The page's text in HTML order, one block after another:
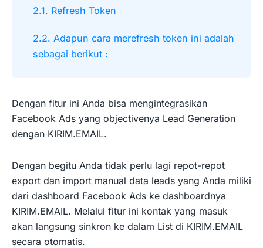
2.1. Refresh Token
2.2. Adapun cara merefresh token ini adalah
sebagai berikut :
Dengan fitur ini Anda bisa mengintegrasikan
Facebook Ads yang objectivenya Lead Generation
dengan KIRIM.EMAIL.
Dengan begitu Anda tidak perlu lagi repot-repot
export dan import manual data leads yang Anda miliki
dari dashboard Facebook Ads ke dashboardnya
KIRIM.EMAIL. Melalui fitur ini kontak yang masuk
akan langsung sinkron ke dalam List di KIRIM.EMAIL
secara otomatis.